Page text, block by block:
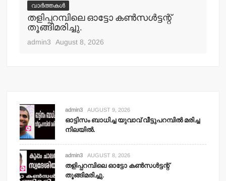
വാർത്തകൾ
തളിപ്പറമ്പിലെ ഓട്ടോ കണ്‍സള്‍ട്ടന്റ്
തൂങ്ങിമരിച്ചു.
admin3 August 8, 2026
admin3 AUGUST 9, 2026
ഓട്ടിസം ബാധിച്ച യുവാവ് വീട്ടുപറമ്പില്‍ മരിച്ച
നിലയില്‍.
admin3 AUGUST 8, 2026
തളിപ്പറമ്പിലെ ഓട്ടോ കണ്‍സള്‍ട്ടന്റ്
തൂങ്ങിമരിച്ചു.